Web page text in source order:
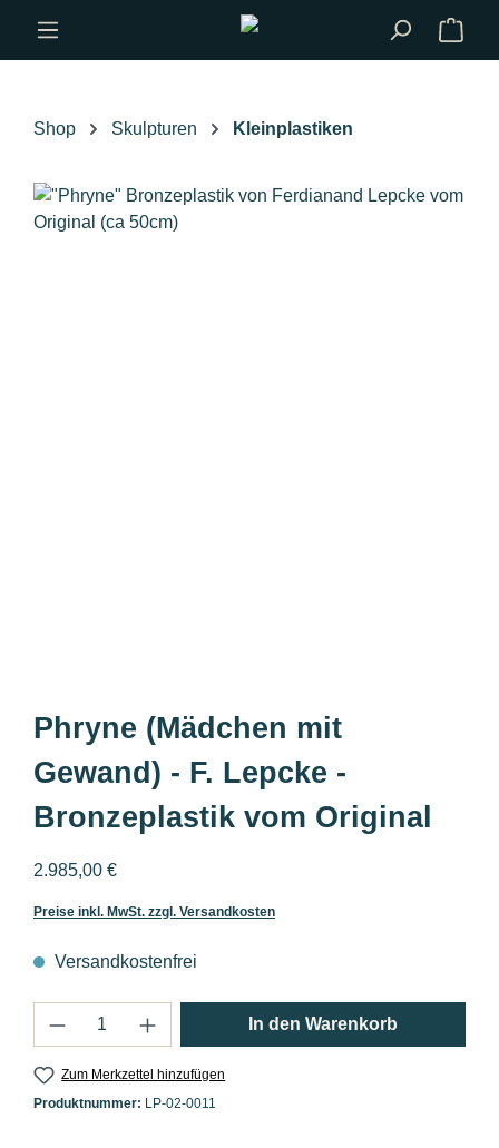
Zum Hauptinhalt springen
Shop Skulpturen Kleinplastiken
Bildergalerie überspringen
Phryne (Mädchen mit
Gewand) - F. Lepcke -
Bronzeplastik vom Original
Regulärer Preis:
2.985,00 €
Preise inkl. MwSt. zzgl. Versandkosten
Versandkostenfrei
Produkt Anzahl: Gib den gewünschten
In den Warenkorb
Zum Merkzettel hinzufügen
Produktnummer: LP-02-0011